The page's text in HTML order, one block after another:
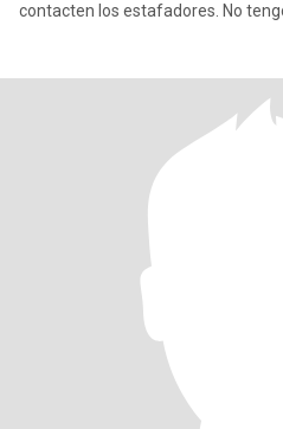
contacten los